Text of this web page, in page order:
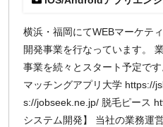
横浜・福岡にてWEBマーケテ
開発事業を行なっています。
事業を続々とスタート予定で
マッチングアプリ大学 https://
s://jobseek.ne.jp/ 脱毛ピース
システム開発】 当社の業務運